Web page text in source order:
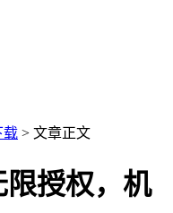
载 > 文章正文
授权，机